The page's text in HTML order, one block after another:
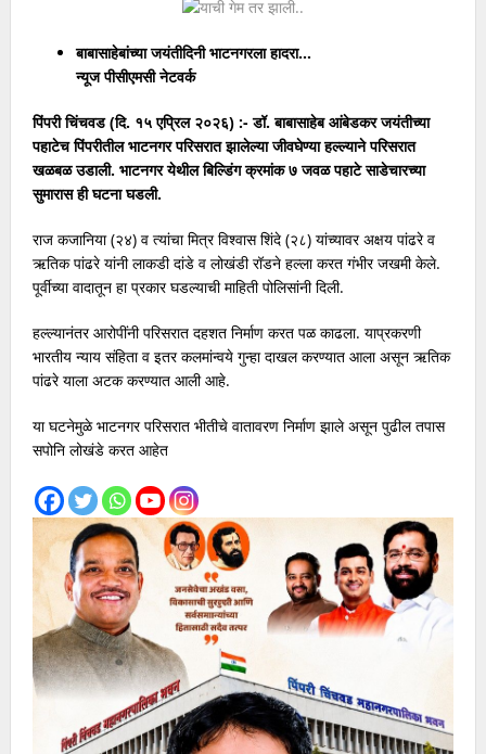
बाबासाहेबांच्या जयंतीदिनी भाटनगरला हादरा…
न्यूज पीसीएमसी नेटवर्क
पिंपरी चिंचवड (दि. १५ एप्रिल २०२६) :- डॉ. बाबासाहेब आंबेडकर जयंतीच्या
पहाटेच पिंपरीतील भाटनगर परिसरात झालेल्या जीवघेण्या हल्ल्याने परिसरात
खळबळ उडाली. भाटनगर येथील बिल्डिंग क्रमांक ७ जवळ पहाटे साडेचारच्या
सुमारास ही घटना घडली.
राज कजानिया (२४) व त्यांचा मित्र विश्वास शिंदे (२८) यांच्यावर अक्षय पांढरे व
ऋतिक पांढरे यांनी लाकडी दांडे व लोखंडी रॉडने हल्ला करत गंभीर जखमी केले.
पूर्वीच्या वादातून हा प्रकार घडल्याची माहिती पोलिसांनी दिली.
हल्ल्यानंतर आरोपींनी परिसरात दहशत निर्माण करत पळ काढला. याप्रकरणी
भारतीय न्याय संहिता व इतर कलमांन्वये गुन्हा दाखल करण्यात आला असून ऋतिक
पांढरे याला अटक करण्यात आली आहे.
या घटनेमुळे भाटनगर परिसरात भीतीचे वातावरण निर्माण झाले असून पुढील तपास
सपोनि लोखंडे करत आहेत